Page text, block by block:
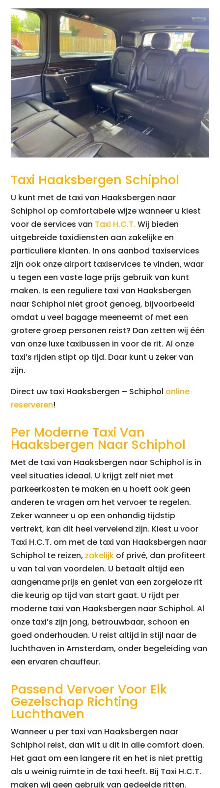
Taxi Haaksbergen Schiphol
U kunt met de taxi van Haaksbergen naar
Schiphol op comfortabele wijze wanneer u kiest
voor de services van Taxi H.C.T. Wij bieden
uitgebreide taxidiensten aan zakelijke en
particuliere klanten. In ons aanbod taxiservices
zijn ook onze airport taxiservices te vinden, waar
u tegen een vaste lage prijs gebruik van kunt
maken. Is een reguliere taxi van Haaksbergen
naar Schiphol niet groot genoeg, bijvoorbeeld
omdat u veel bagage meeneemt of met een
grotere groep personen reist? Dan zetten wij één
van onze luxe taxibussen in voor de rit. Al onze
taxi’s rijden stipt op tijd. Daar kunt u zeker van
zijn.
Direct uw taxi Haaksbergen – Schiphol online
reserveren!
Per Moderne Taxi Van
Haaksbergen Naar Schiphol
Met de taxi van Haaksbergen naar Schiphol is in
veel situaties ideaal. U krijgt zelf niet met
parkeerkosten te maken en u hoeft ook geen
anderen te vragen om het vervoer te regelen.
Zeker wanneer u op een onhandig tijdstip
vertrekt, kan dit heel vervelend zijn. Kiest u voor
Taxi H.C.T. om met de taxi van Haaksbergen naar
Schiphol te reizen, zakelijk of privé, dan profiteert
u van tal van voordelen. U betaalt altijd een
aangename prijs en geniet van een zorgeloze rit
die keurig op tijd van start gaat. U rijdt per
moderne taxi van Haaksbergen naar Schiphol. Al
onze taxi’s zijn jong, betrouwbaar, schoon en
goed onderhouden. U reist altijd in stijl naar de
luchthaven in Amsterdam, onder begeleiding van
een ervaren chauffeur.
Passend Vervoer Voor Elk
Gezelschap Richting
Luchthaven
Wanneer u per taxi van Haaksbergen naar
Schiphol reist, dan wilt u dit in alle comfort doen.
Het gaat om een langere rit en het is niet prettig
als u weinig ruimte in de taxi heeft. Bij Taxi H.C.T.
maken wij geen gebruik van gedeelde ritten.